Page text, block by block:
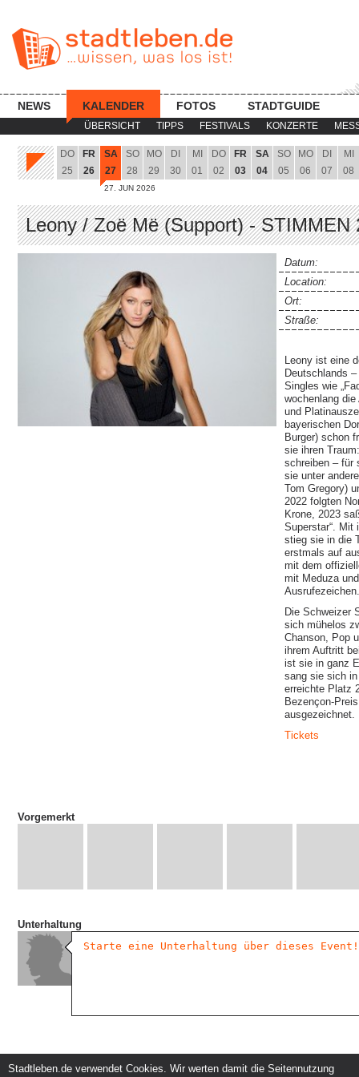
ÜBERSICHT TIPPS FESTIVALS KONZERTE
NEWS KALENDER FOTOS STADTGUIDE
DO
25
FR
26
SA
27
27. JUN 2026
SO
28
MO
29
DI
30
MI
01
DO
02
FR
03
SA
04
SO
05
MO
06
DI
07
MI
08
Leony / Zoë Më (Support) - STIMMEN
Datum:
Location:
Ort:
Straße:
Leony ist eine
Deutschlands
Singles wie
wochenlang
und
bayerischen
Burger) schon
sie ihren
schreiben – für
sie unter
Tom Gregory)
2022 folgten
Krone, 2023
Superstar“. Mit
stieg sie in die
erstmals auf
mit dem
mit Meduza
Ausrufezeichen.
Die Schweizer
sich mühelos
Chanson, Pop
ihrem Auftritt
ist sie in ganz
sang sie sich
erreichte Platz
Bezençon-
ausgezeichnet.
Tickets
Vorgemerkt
Unterhaltung
Stadtleben.de verwendet Cookies. Wir werten damit die Seitennutzung